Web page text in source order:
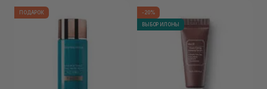
ПОДАРОК
-20%
ВЫБОР ИЛОНЫ